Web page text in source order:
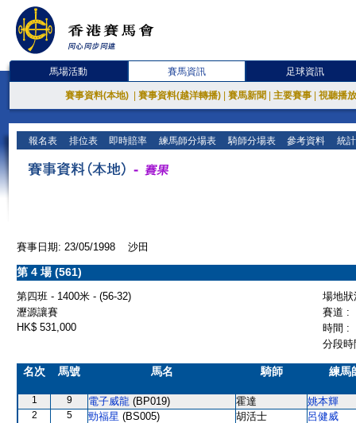
馬場活動 賽馬資訊 足球資訊
賽事資料(本地) 賽事資料(越洋轉播) 賽馬新聞 主要賽事 視聽播
報名表 排位表 即時賠率 練馬師分場表 騎師分場表 參考資料 統
賽事日期: 23/05/1998 沙田
第 4 場 (561)
第四班 - 1400米 - (56-32)
場地
瀝源讓賽
賽道 :
HK$ 531,000
時間 :
分段
名次 馬號 馬名 騎師 練馬
1 9 電子威龍 (BP019) 霍達 姚本輝
2 5 勁福星 (BS005) 胡活士 呂健威